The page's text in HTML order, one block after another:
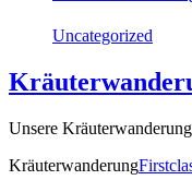
Uncategorized
Unsere
Kräuterwanderung